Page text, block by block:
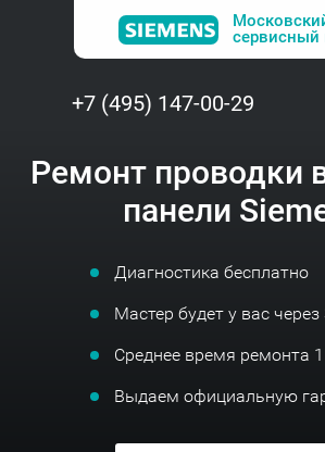
сервисный
+7 (495) 147-00-29
Ремонт проводки
панели
Диагностика бесплатно
Мастер будет у вас
Среднее время ремонта
Выдаем официальную